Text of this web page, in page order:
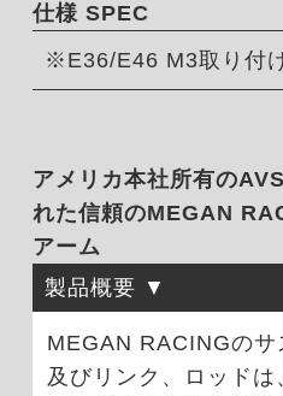
仕様 SPEC
※E36/E46 M3取り付
アメリカ本社所有の
れた信頼のMEGAN
アーム
製品概要
MEGAN RACINGのサ
及びリンク、ロッド